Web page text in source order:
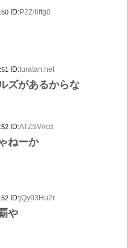
ID:P2Z4iffg0
ID:turatan.net
ズがあるからな
ID:ATZSV//cd
ねーか
ID:jQy03Hu2r
や